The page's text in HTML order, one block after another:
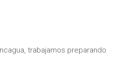
trabajamos preparando